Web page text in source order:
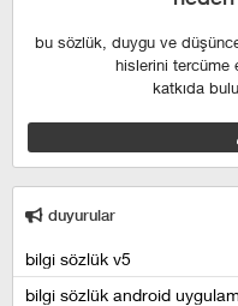
bu sözlük, duygu ve
hislerini tercüme
katkıda
duyurular
bilgi sözlük v5
bilgi sözlük android